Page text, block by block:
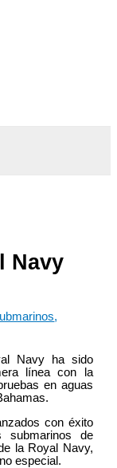
Navy
,
Navy ha sido
línea con la
en aguas
con éxito
submarinos de
la Royal Navy,
especial.